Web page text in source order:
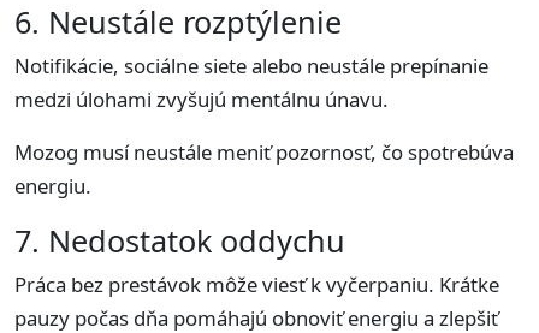
6. Neustále rozptýlenie
Notifikácie, sociálne siete alebo neustále prepínanie
medzi úlohami zvyšujú mentálnu únavu.
Mozog musí neustále meniť pozornosť, čo spotrebúva
energiu.
7. Nedostatok oddychu
Práca bez prestávok môže viesť k vyčerpaniu. Krátke
pauzy počas dňa pomáhajú obnoviť energiu a zlepšiť